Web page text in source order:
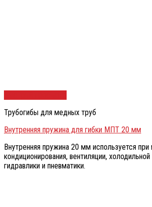
Трубогибы для медных труб
Внутренняя пружина для гибки МПТ 20 мм
Внутренняя пружина 20 мм используется
кондиционирования, вентиляции,
гидравлики и пневматики.